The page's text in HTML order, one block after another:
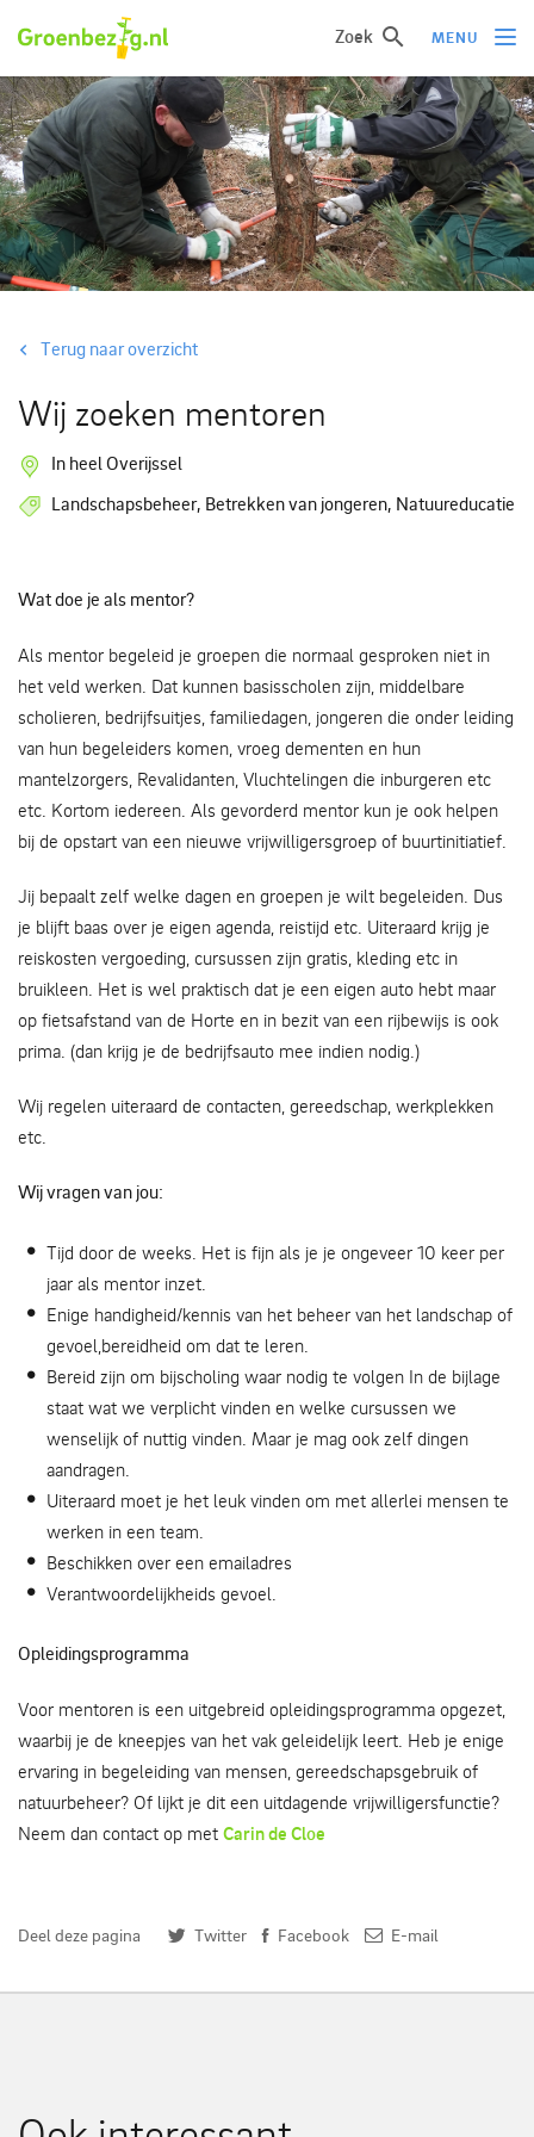
Zoek MENU
Ik wil iets doen
Ik wil iets leren
Groepen of initiatieven
Verhalen uit het veld
Over groenbezig
Terug naar overzicht
Wij zoeken mentoren
In heel Overijssel
Landschapsbeheer, Betrekken van jongeren, Natuureducatie
Wat doe je als mentor?
Als mentor begeleid je groepen die normaal gesproken niet in
het veld werken. Dat kunnen basisscholen zijn, middelbare
scholieren, bedrijfsuitjes, familiedagen, jongeren die onder leiding
van hun begeleiders komen, vroeg dementen en hun
mantelzorgers, Revalidanten, Vluchtelingen die inburgeren etc
etc. Kortom iedereen. Als gevorderd mentor kun je ook helpen
bij de opstart van een nieuwe vrijwilligersgroep of buurtinitiatief.
Jij bepaalt zelf welke dagen en groepen je wilt begeleiden. Dus
je blijft baas over je eigen agenda, reistijd etc. Uiteraard krijg je
reiskosten vergoeding, cursussen zijn gratis, kleding etc in
bruikleen. Het is wel praktisch dat je een eigen auto hebt maar
op fietsafstand van de Horte en in bezit van een rijbewijs is ook
prima. (dan krijg je de bedrijfsauto mee indien nodig.)
Wij regelen uiteraard de contacten, gereedschap, werkplekken
etc.
Wij vragen van jou:
Tijd door de weeks. Het is fijn als je je ongeveer 10 keer per
jaar als mentor inzet.
Enige handigheid/kennis van het beheer van het landschap of
gevoel,bereidheid om dat te leren.
Bereid zijn om bijscholing waar nodig te volgen In de bijlage
staat wat we verplicht vinden en welke cursussen we
wenselijk of nuttig vinden. Maar je mag ook zelf dingen
aandragen.
Uiteraard moet je het leuk vinden om met allerlei mensen te
werken in een team.
Beschikken over een emailadres
Verantwoordelijkheids gevoel.
Opleidingsprogramma
Voor mentoren is een uitgebreid opleidingsprogramma opgezet,
waarbij je de kneepjes van het vak geleidelijk leert. Heb je enige
ervaring in begeleiding van mensen, gereedschapsgebruik of
natuurbeheer? Of lijkt je dit een uitdagende vrijwilligersfunctie?
Neem dan contact op met Carin de Cloe
Deel deze pagina Twitter Facebook E-mail